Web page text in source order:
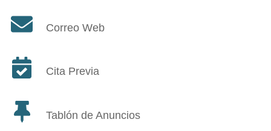
Correo Web
Cita Previa
Tablón de Anuncios